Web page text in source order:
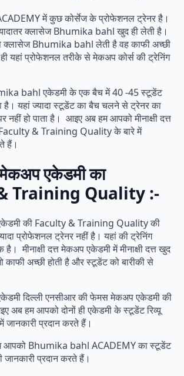
में कुछ कोर्सेज के प्रोफेशनल ट्रेनर है।
क्लासेज Bhumika bahl खुद ही लेती है।
क्लासेज Bhumika bahl लेती है वह काफी अच्छी
यहां प्रोफेशनल तरीके से मेकअप कोर्स की ट्रेनिंग
bahl एकेडमी के एक बैच में 40 -45 स्टूडेंट
है। यहां ज्यादा स्टूडेंट का बैच चलने से ट्रेनर का
हो पाता है। आइए अब हम आपको मीनाक्षी दत्त
& Training Quality के बारे में
हैं।
मेकअप एकेडमी का
Training Quality :-
एकेडमी की Faculty & Training Quality की
प्रोफेशनल ट्रेनर नहीं है। यहां की ट्रेनिंग
मीनाक्षी दत्त मेकअप एकेडमी में मीनाक्षी दत्त खुद
काफी अच्छी होती है और स्टूडेंट को बारीकी से
एकेडमी दिल्ली एनसीआर की फेमस मेकअप एकेडमी की
अब हम आपको दोनों ही एकेडमी के स्टूडेंट रिव्यू
प्रदान करते हैं।
आपको Bhumika bahl ACADEMY का स्टूडेंट
प्रदान करते हैं।